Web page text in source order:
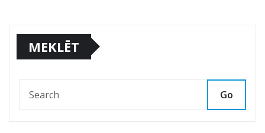
MEKLĒT
Go